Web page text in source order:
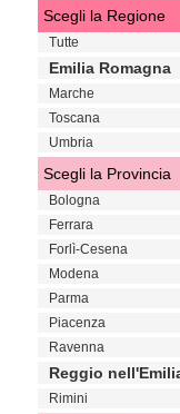
Scegli la Regione
Tutte
Emilia Romagna
Marche
Toscana
Umbria
Scegli la Provincia
Bologna
Ferrara
Forlì-Cesena
Modena
Parma
Piacenza
Ravenna
Reggio
Rimini